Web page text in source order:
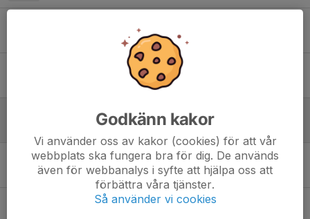
0
Ravelli-försäljning
Vinterträning
20 nov 2025 0
Påminnelse inventering ICA 31/8
30 aug 2025 0
Vinnare i Skinnarcupen 2025
Godkänn kakor
Vi använder oss av kakor (cookies) för att vår
webbplats ska fungera bra för dig. De används
även för webbanalys i syfte att hjälpa oss att
förbättra våra tjänster.
Så använder vi cookies